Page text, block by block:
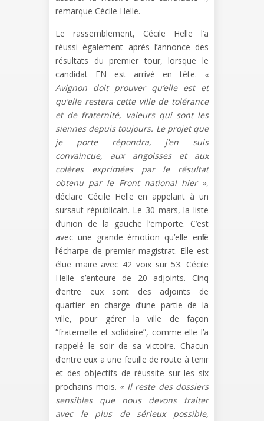
remarque Cécile Helle.
Le rassemblement, Cécile Helle l’a
réussi également après l’annonce des
résultats du premier tour, lorsque le
candidat FN est arrivé en tête. «
Avignon doit prouver qu’elle est et
qu’elle restera cette ville de tolérance
et de fraternité, valeurs qui sont les
siennes depuis toujours. Le projet que
je porte répondra, j’en suis
convaincue, aux angoisses et aux
colères exprimées par le résultat
obtenu par le Front national hier »,
déclare Cécile Helle en appelant à un
sursaut républicain. Le 30 mars, la liste
d’union de la gauche l’emporte. C’est
avec une grande émotion qu’elle enfile
l’écharpe de premier magistrat. Elle est
élue maire avec 42 voix sur 53. Cécile
Helle s’entoure de 20 adjoints. Cinq
d’entre eux sont des adjoints de
quartier en charge d’une partie de la
ville, pour gérer la ville de façon
“fraternelle et solidaire”, comme elle l’a
rappelé le soir de sa victoire. Chacun
d’entre eux a une feuille de route à tenir
et des objectifs de réussite sur les six
prochains mois. « Il reste des dossiers
sensibles que nous devons traiter
avec le plus de sérieux possible,